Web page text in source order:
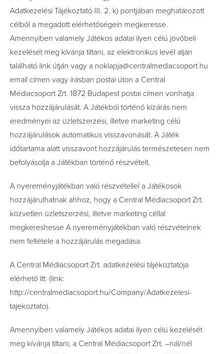
Adatkezelési Tájékoztató III. 2. k) pontjában meghatározott
célból a megadott elérhetőségein megkeresse.
Amennyiben valamely Játékos adatai ilyen célú jövőbeli
kezelését meg kívánja tiltani, az elektronikus levél alján
található link útján vagy a noklapja@centralmediacsoport.hu
email címen vagy írásban postai úton a Central
Médiacsoport Zrt. 1872 Budapest postai címen vonhatja
vissza hozzájárulását. A Játékból történő kizárás nem
eredményei az üzletszerzési, illetve marketing célú
hozzájárulások automatikus visszavonását. A Játék
időtartama alatt visszavont hozzájárulás természetesen nem
befolyásolja a Játékban történő részvételt.
A nyereményjátékban való részvétellel a Játékosok
hozzájárulhatnak ahhoz, hogy a Central Médiacsoport Zrt.
közvetlen üzletszerzési, illetve marketing céllal
megkereshesse A nyereményjátékban való részvételnek
nem feltétele a hozzájárulás megadása.
A Central Médiacsoport Zrt. adatkezelési tájékoztatója
elérhető itt: (link:
http://centralmediacsoport.hu/Company/Adatkezelesi-
tajekoztato).
Amennyiben valamely Játékos adatai ilyen célú kezelését
meg kívánja tiltani, a Central Médiacsoport Zrt. –nál/nél